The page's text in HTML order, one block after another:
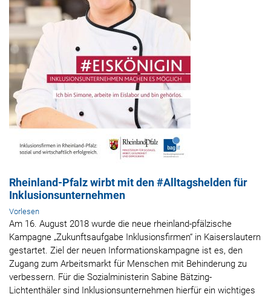
Rheinland-Pfalz wirbt mit den #Alltagshelden für
Inklusionsunternehmen
Vorlesen
Am 16. August 2018 wurde die neue rheinland-pfälzische
Kampagne „Zukunftsaufgabe Inklusionsfirmen“ in Kaiserslautern
gestartet. Ziel der neuen Informationskampagne ist es, den
Zugang zum Arbeitsmarkt für Menschen mit Behinderung zu
verbessern. Für die Sozialministerin Sabine Bätzing-
Lichtenthäler sind Inklusionsunternehmen hierfür ein wichtiges